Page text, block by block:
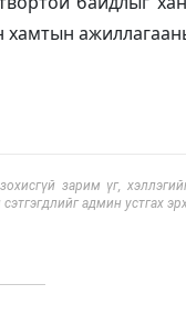
зарим үг, хэллэгийг
админ устгах